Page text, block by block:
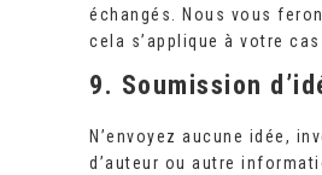
échangés. Nous vous
cela s’applique à votre
9. Soumission
N’envoyez aucune idée,
d’auteur ou autre